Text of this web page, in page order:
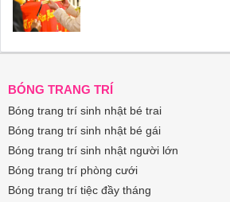
BÓNG TRANG TRÍ
Bóng trang trí sinh nhật bé trai
Bóng trang trí sinh nhật bé gái
Bóng trang trí sinh nhật người lớn
Bóng trang trí phòng cưới
Bóng trang trí tiệc đầy tháng